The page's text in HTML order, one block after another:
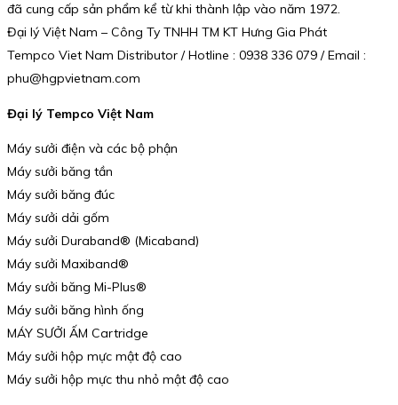
đã cung cấp sản phẩm kể từ khi thành lập vào năm 1972.
Đại lý Việt Nam – Công Ty TNHH TM KT Hưng Gia Phát
Tempco Viet Nam Distributor / Hotline : 0938 336 079 / Email :
phu@hgpvietnam.com
Đại lý Tempco Việt Nam
Máy sưởi điện và các bộ phận
Máy sưởi băng tần
Máy sưởi băng đúc
Máy sưởi dải gốm
Máy sưởi Duraband® (Micaband)
Máy sưởi Maxiband®
Máy sưởi băng Mi-Plus®
Máy sưởi băng hình ống
MÁY SƯỞI ẤM Cartridge
Máy sưởi hộp mực mật độ cao
Máy sưởi hộp mực thu nhỏ mật độ cao